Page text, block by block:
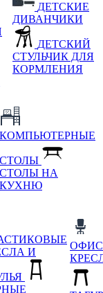
ДЕТСКИЕ
ДИВАНЧИКИ
ДЕТСКИЙ
СТУЛЬЧИК ДЛЯ
КОРМЛЕНИЯ
КОМПЬЮТЕРНЫЕ
СТОЛЫ
СТОЛЫ НА
КУХНЮ
И